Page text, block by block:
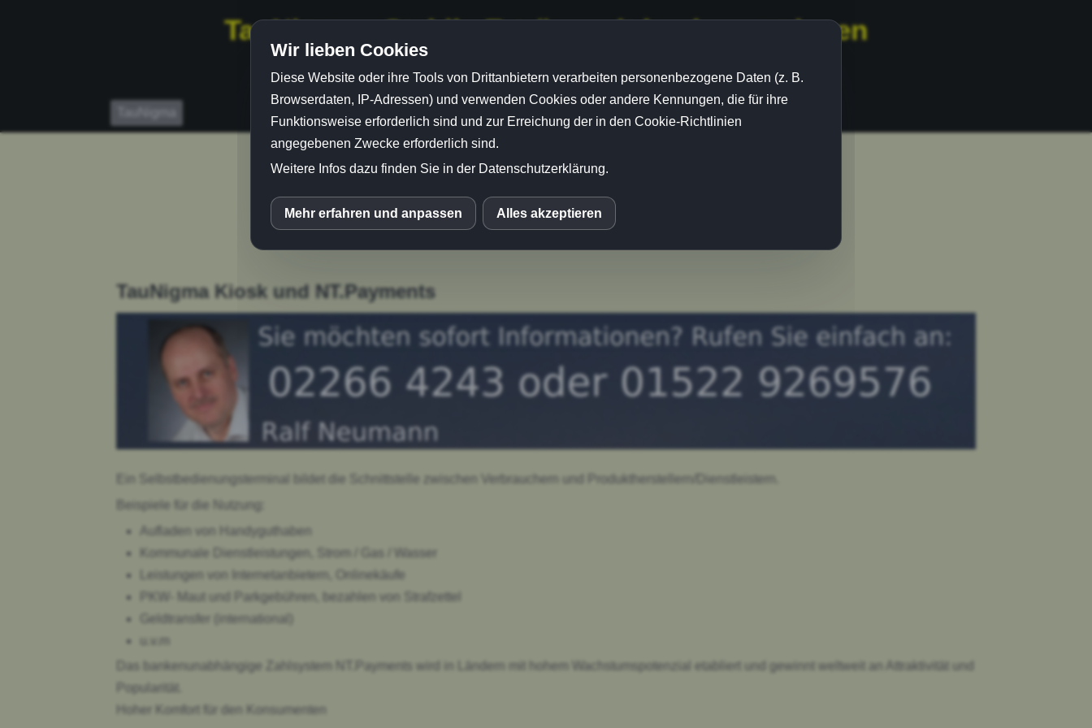
TauNigma -Stabile Erträge mit konkurrenzlosen
Geschäftsmodellen ?!?
TauNigma Kiosk und NT.Payments
Ein Selbstbedienungsterminal bildet die Schnittstelle zwischen Verbrauchern und Produktherstellern/Dienstleistern.
Beispiele für die Nutzung:
Aufladen von Handyguthaben
Kommunale Dienstleistungen, Strom / Gas / Wasser
Leistungen von Internetanbietern, Onlinekäufe
PKW- Maut und Parkgebühren, bezahlen von Strafzettel
Geldtransfer (international)
u.v.m
Das bankenunabhängige Zahlsystem NT.Payments wird in Ländern mit hohem Wachstumspotenzial etabliert und gewinnt weltweit an Attraktivität und
Popularität.
Hoher Komfort für den Konsumenten
Wir lieben Cookies
Diese Website oder ihre Tools von Drittanbietern verarbeiten personenbezogene Daten (z. B.
Browserdaten, IP-Adressen) und verwenden Cookies oder andere Kennungen, die für ihre
Funktionsweise erforderlich sind und zur Erreichung der in den Cookie-Richtlinien
angegebenen Zwecke erforderlich sind.
Weitere Infos dazu finden Sie in der Datenschutzerklärung.
inCMS
Vimeo
Facebook
Disqus
Mehr erfahren und anpassen Alles akzeptieren